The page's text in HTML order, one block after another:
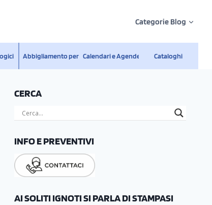
Categorie Blog
Abbigliamento personalizzato
Calendari e Agende Cataloghi
CERCA
INFO E PREVENTIVI
AI SOLITI IGNOTI SI PARLA DI STAMPASI